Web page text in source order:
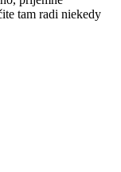
tam radi niekedy